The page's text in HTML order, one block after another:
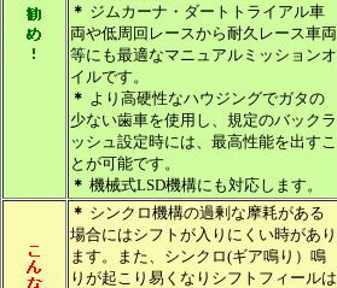
＊ ジムカーナ・ダートトライアル車
両や低周回レースから耐久レース車両
等にも最適なマニュアルミッションオ
イルです。
＊ より高硬性なハウジングでガタの
少ない歯車を使用し、規定のバックラ
ッシュ設定時には、最高性能を出すこ
とが可能です。
＊ 機械式LSD機構にも対応します。
＊ シンクロ機構の過剰な摩耗がある
場合にはシフトが入りにくい時があり
ます。また、シンクロ(ギア鳴り）鳴
りが起こり易くなりシフトフィールは